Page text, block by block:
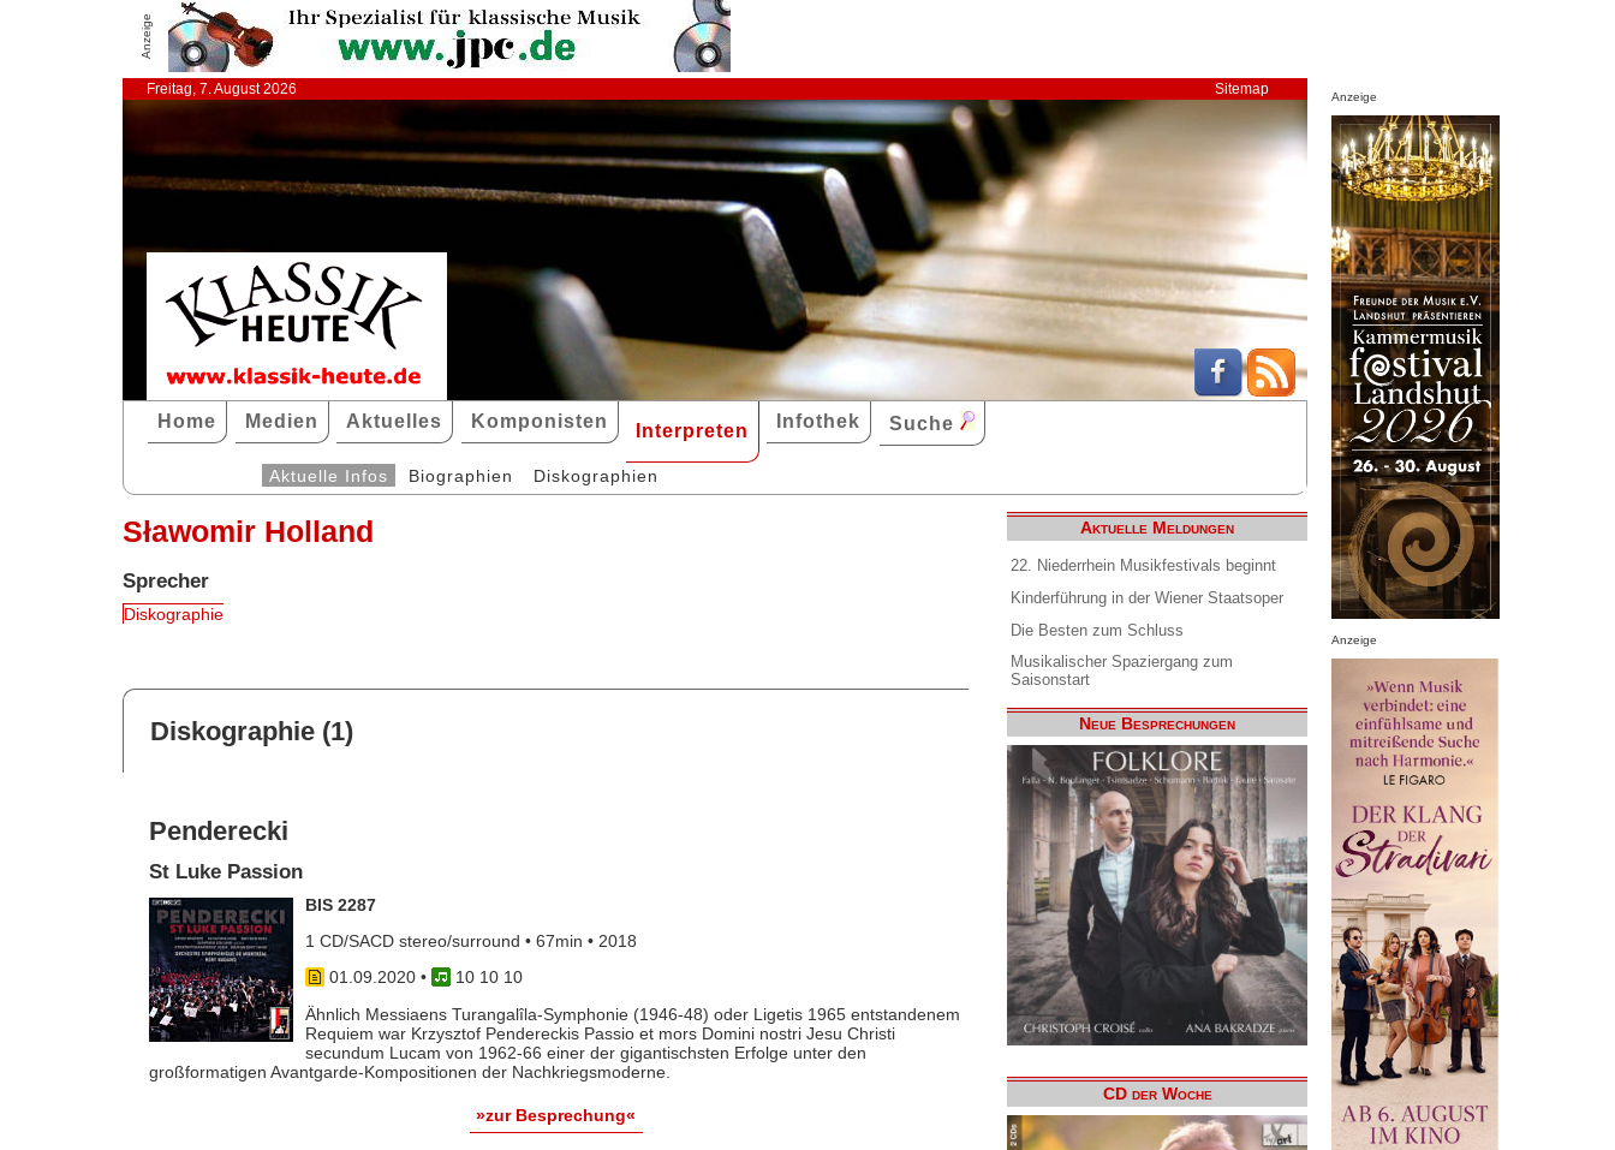
Anzeige
Freitag, 7. August 2026 Sitemap
Home Medien Aktuelles Komponisten Interpreten Infothek Suche
Aktuelle Infos Biographien Diskographien
Sławomir Holland
Sprecher
Diskographie
Diskographie (1)
Penderecki
St Luke Passion
BIS 2287
1 CD/SACD stereo/surround • 67min • 2018
01.09.2020•
10 10 10
Ähnlich Messiaens Turangalîla-Symphonie (1946-48) oder Ligetis 1965 entstandenem
Requiem war Krzysztof Pendereckis Passio et mors Domini nostri Jesu Christi
secundum Lucam von 1962-66 einer der gigantischsten Erfolge unter den
großformatigen Avantgarde-Kompositionen der Nachkriegsmoderne.
»zur Besprechung«
Aktuelle Meldungen
22. Niederrhein Musikfestivals beginnt
Kinderführung in der Wiener Staatsoper
Die Besten zum Schluss
Musikalischer Spaziergang zum
Saisonstart
Neue Besprechungen
CD der Woche
Anzeige
Anzeige